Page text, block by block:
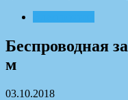
Беспроводная
м
03.10.2018